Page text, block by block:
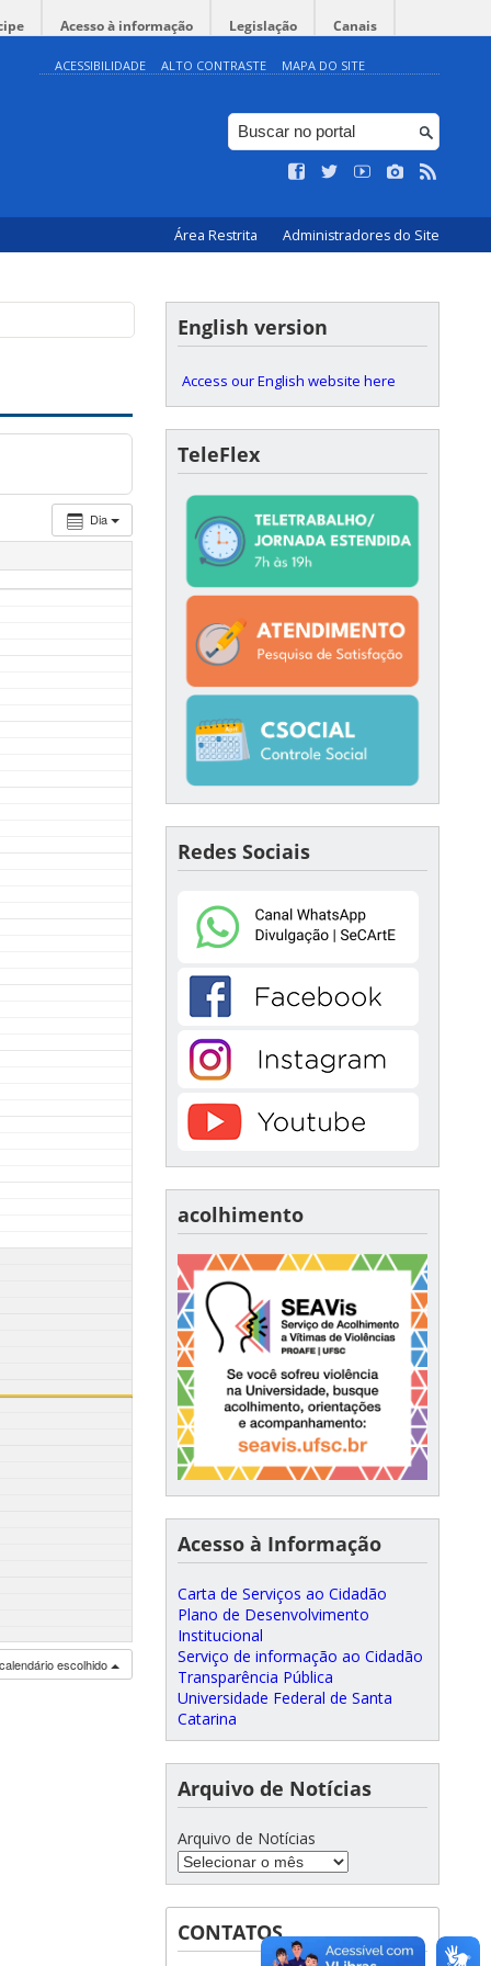
Acesso à informação Legislação Canais
ACESSIBILIDADE ALTO CONTRASTE MAPA DO SITE
Área Restrita Administradores do Site
Dia
escolhido
English version
Access our English website here
TeleFlex
Redes Sociais
acolhimento
Acesso à Informação
Carta de Serviços ao Cidadão
Plano de Desenvolvimento
Institucional
Serviço de informação ao Cidadão
Transparência Pública
Universidade Federal de Santa
Catarina
Arquivo de Notícias
Arquivo de Notícias
CONTATOS